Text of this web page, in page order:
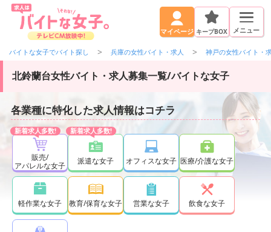
マイページ キープBOX メニュー
バイトな女子でバイト探し 兵庫の女性バイト・求人 神戸の女性バイト・
北鈴蘭台女性バイト・求人募集一覧/バイトな女子
各業種に特化した求人情報はコチラ
販売/
アパレルな女子
派遣な女子 オフィスな女子 医療/介護な女子
軽作業な女子 教育/保育な女子 営業な女子 飲食な女子